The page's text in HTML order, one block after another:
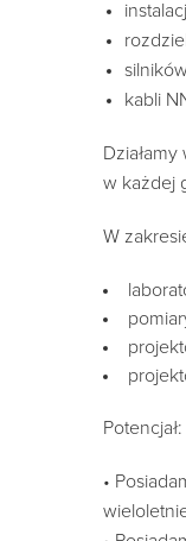
kabli
w każdej
W
Potencjał:
•